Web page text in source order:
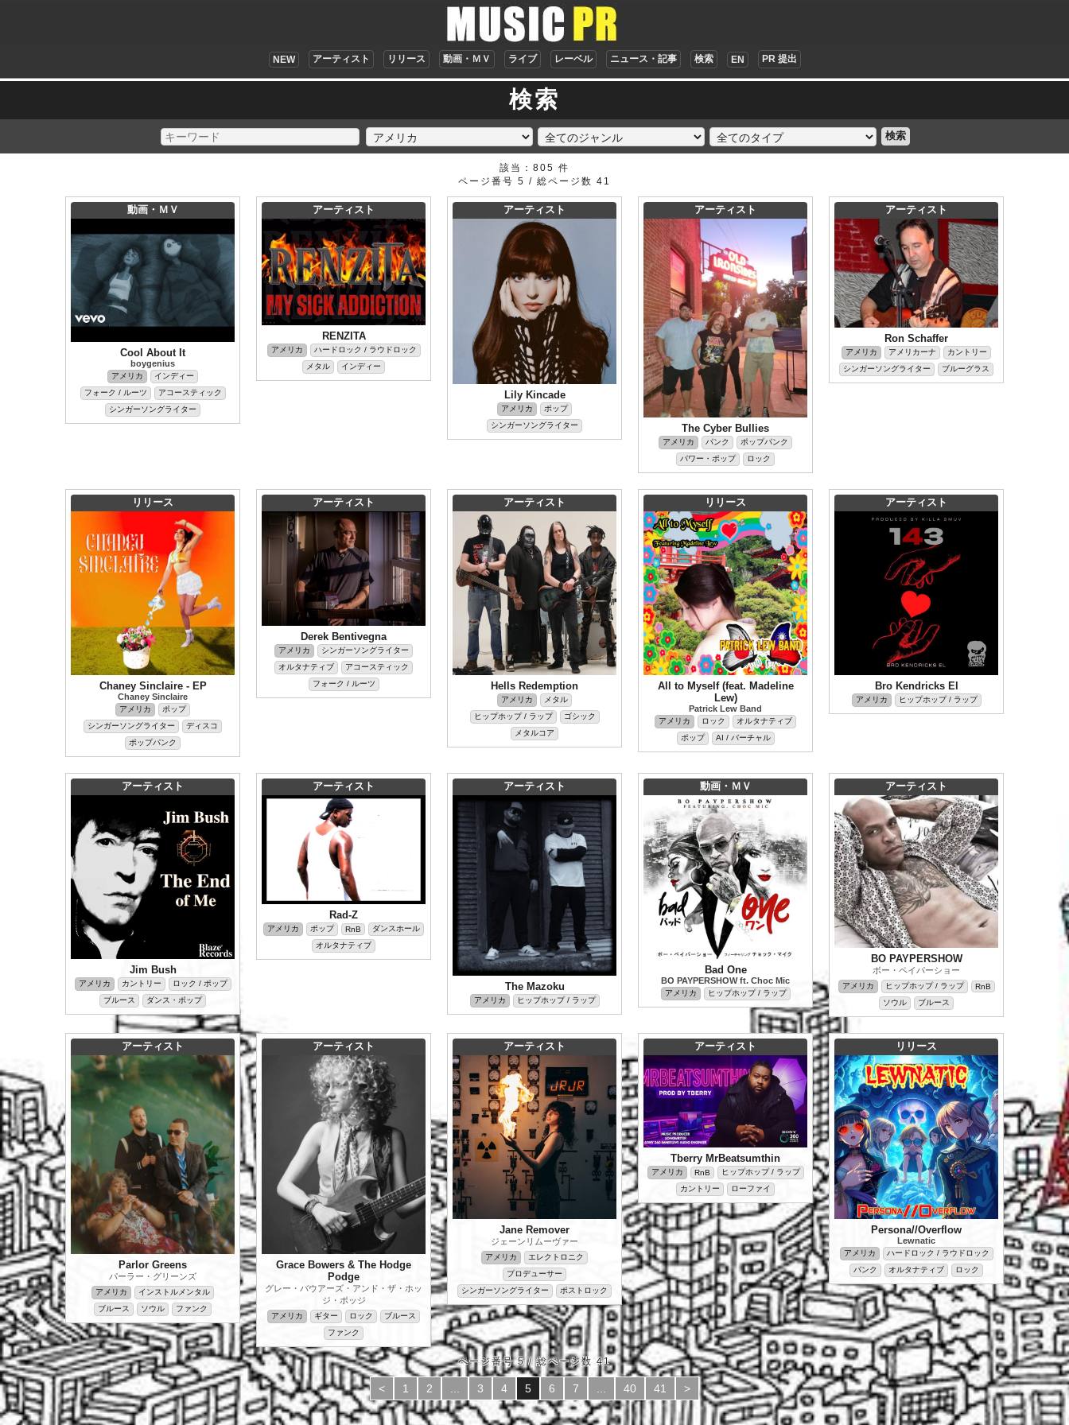
NEW アーティスト リリース 動画・ＭＶ ライブ レーベル ニュース・記事 検索 EN PR 提出
検索
検索
該当：805 件
ページ番号 5 / 総ページ数 41
動画・ＭＶ
Cool About It
boygenius
アメリカ
インディー
フォーク / ルーツ
アコースティック
シンガーソングライター
アーティスト
RENZITA
アメリカ
ハードロック / ラウドロック
メタル
インディー
アーティスト
Lily Kincade
アメリカ
ポップ
シンガーソングライター
アーティスト
The Cyber Bullies
アメリカ パンク
ポップパンク
パワー・ポップ
ロック
アーティスト
Ron Schaffer
アメリカ アメリカーナ
カントリー
シンガーソングライター
ブルーグラス
リリース
Chaney Sinclaire - EP
Chaney Sinclaire
アメリカ
ポップ
シンガーソングライター
ディスコ
ポップパンク
アーティスト
Derek Bentivegna
アメリカ
シンガーソングライター
オルタナティブ
アコースティック
フォーク / ルーツ
アーティスト
Hells Redemption
アメリカ
メタル
ヒップホップ / ラップ
ゴシック
メタルコア
リリース
All to Myself (feat. Madeline
Lew)
Patrick Lew Band
アメリカ ロック
オルタナティブ
ポップ
AI / バーチャル
アーティスト
Bro Kendricks El
アメリカ ヒップホップ / ラップ
アーティスト
Jim Bush
アメリカ カントリー
ロック / ポップ
ブルース
ダンス・ポップ
アーティスト
Rad-Z
アメリカ ポップ RnB
ダンスホール
オルタナティブ
アーティスト
The Mazoku
アメリカ ヒップホップ / ラップ
動画・ＭＶ
Bad One
BO PAYPERSHOW ft. Choc Mic
アメリカ ヒップホップ / ラップ
アーティスト
BO PAYPERSHOW
ボー・ペイパーショー
アメリカ ヒップホップ / ラップ
RnB
ソウル
ブルース
アーティスト
Parlor Greens
パーラー・グリーンズ
アメリカ
インストルメンタル
ブルース
ソウル ファンク
アーティスト
Grace Bowers & The Hodge
Podge
グレー・バウアーズ・アンド・ザ・ホッ
ジ・ポッジ
アメリカ ギター ロック
ブルース
ファンク
アーティスト
Jane Remover
ジェーンリムーヴァー
アメリカ
エレクトロニク
プロデューサー
シンガーソングライター
ポストロック
アーティスト
Tberry MrBeatsumthin
アメリカ RnB
ヒップホップ / ラップ
カントリー
ローファイ
リリース
Persona//Overflow
Lewnatic
アメリカ
ハードロック / ラウドロック
パンク
オルタナティブ ロック
ページ番号 5 / 総ページ数 41
< 1 2 3 4 5 6 7 40 41 >